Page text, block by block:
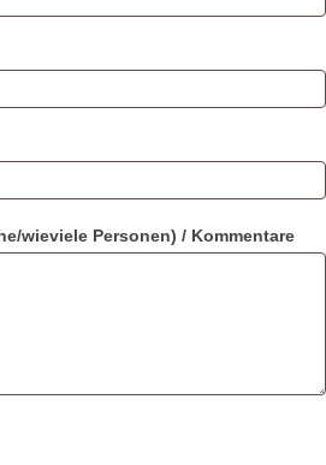
wieviele Personen) / Kommentare